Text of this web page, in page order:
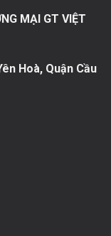
MẠI GT VIỆT
Hoà, Quận Cầu